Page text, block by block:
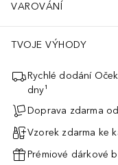
VAROVÁNÍ
TVOJE VÝHODY
Rychlé dodání
dny¹
Doprava zdarma
Vzorek zdarma ke
Prémiové dárkové